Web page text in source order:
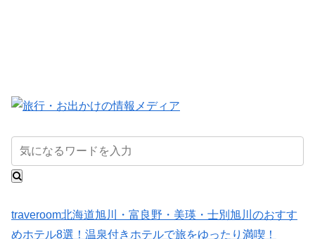
traveroom北海道旭川・富良野・美瑛・士別 旭川のおすす
めホテル8選！温泉付きホテルで旅をゆったり満喫！